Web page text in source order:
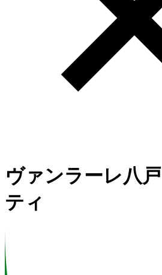
ヴァンラーレ八戸
ティ